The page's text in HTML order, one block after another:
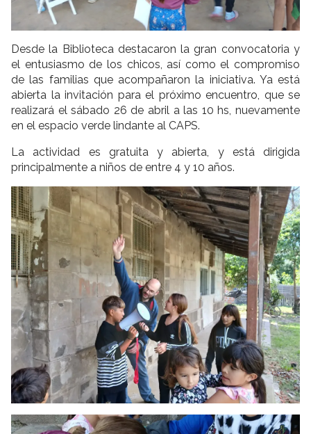
Desde la Biblioteca destacaron la gran convocatoria y
el entusiasmo de los chicos, así como el compromiso
de las familias que acompañaron la iniciativa. Ya está
abierta la invitación para el próximo encuentro, que se
realizará el sábado 26 de abril a las 10 hs, nuevamente
en el espacio verde lindante al CAPS.
La actividad es gratuita y abierta, y está dirigida
principalmente a niños de entre 4 y 10 años.